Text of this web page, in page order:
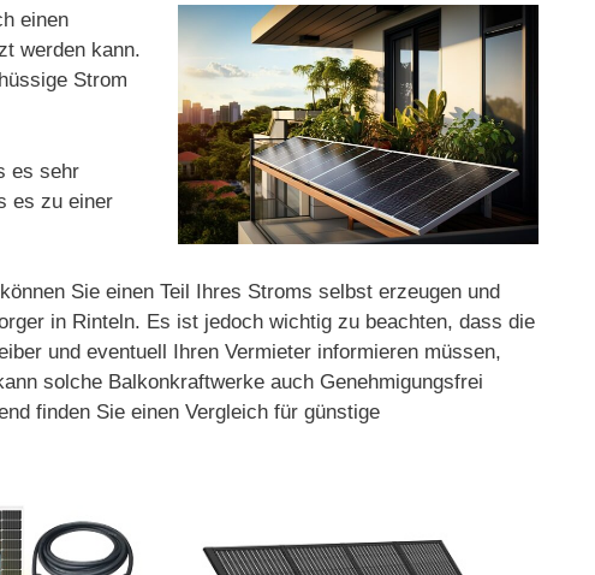
einen
werden kann.
Strom
es sehr
es zu einer
Sie einen Teil Ihres Stroms selbst erzeugen und
in Rinteln. Es ist jedoch wichtig zu beachten, dass die
und eventuell Ihren Vermieter informieren müssen,
solche Balkonkraftwerke auch Genehmigungsfrei
finden Sie einen Vergleich für günstige